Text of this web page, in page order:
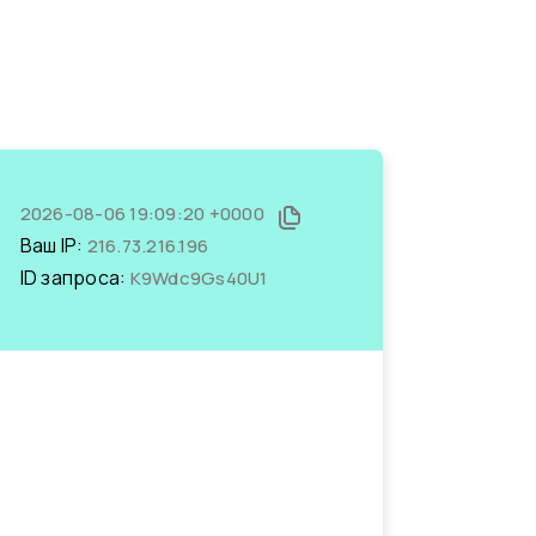
2026-08-06 19:09:20 +0000
Ваш IP: 216.73.216.196
ID запроса: K9Wdc9Gs40U1